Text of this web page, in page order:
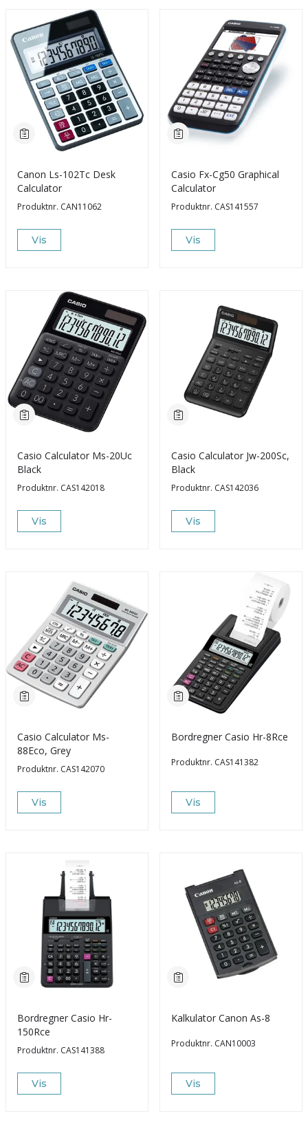
Canon Ls-102Tc Desk
Calculator
Produktnr. CAN11062
Vis
Casio Fx-Cg50 Graphical
Calculator
Produktnr. CAS141557
Vis
Casio Calculator Ms-20Uc
Black
Produktnr. CAS142018
Vis
Casio Calculator Jw-200Sc,
Black
Produktnr. CAS142036
Vis
Casio Calculator Ms-
88Eco, Grey
Produktnr. CAS142070
Vis
Bordregner Casio Hr-8Rce
Produktnr. CAS141382
Vis
Bordregner Casio Hr-
150Rce
Produktnr. CAS141388
Vis
Kalkulator Canon As-8
Produktnr. CAN10003
Vis